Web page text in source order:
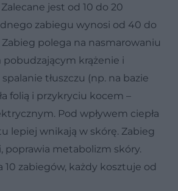
jest od 10 do 20
zabiegu wynosi od 40 do
Zabieg polega na nasmarowaniu
krążenie i
tłuszczu (np. na bazie
folią i przykryciu kocem –
Pod wpływem ciepła
lepiej wnikają w skórę. Zabieg
poprawia metabolizm skóry.
10 zabiegów, każdy kosztuje od